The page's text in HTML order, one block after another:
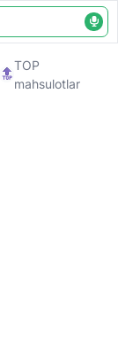
TOP
mahsulotlar